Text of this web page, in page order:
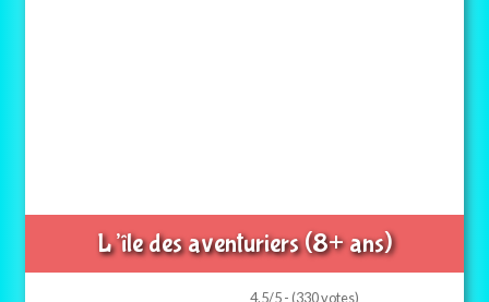
L’île des aventuriers (8+ ans)
4.5/5 - (330 votes)